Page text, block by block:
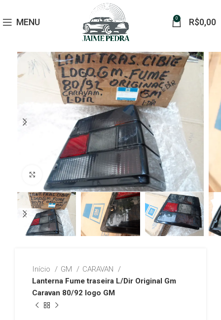
MENU 0 R$0,00
Click to enlarge
Início GM
CARAVAN
Lanterna Fume traseira L/Dir Original Gm
Caravan 80/92 logo GM